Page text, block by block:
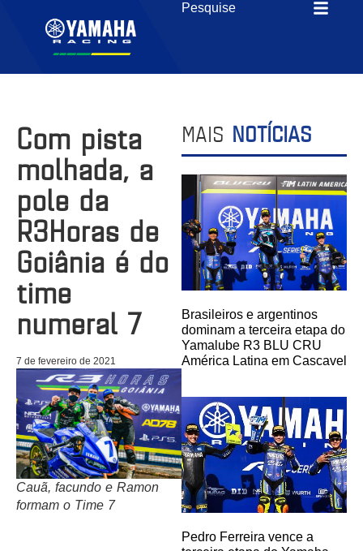
Com pista
molhada, a
pole da
R3Horas de
Goiânia é do
time
numeral 7
7 de fevereiro de 2021
Cauã, facundo e Ramon
formam o Time 7
MAIS NOTÍCIAS
Brasileiros e argentinos
dominam a terceira etapa do
Yamalube R3 BLU CRU
América Latina em Cascavel
Pedro Ferreira vence a